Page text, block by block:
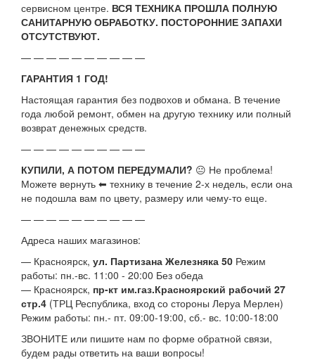
сервисном центре. ВСЯ ТЕХНИКА ПРОШЛА ПОЛНУЮ
САНИТАРНУЮ ОБРАБОТКУ. ПОСТОРОННИЕ ЗАПАХИ
ОТСУТСТВУЮТ.
— — — — — — — — — —
ГАРАНТИЯ 1 ГОД!
Настоящая гарантия без подвохов и обмана. В течение
года любой ремонт, обмен на другую технику или полный
возврат денежных средств.
— — — — — — — — — —
КУПИЛИ, А ПОТОМ ПЕРЕДУМАЛИ? 😐 Не проблема!
Можете вернуть ⬅ технику в течение 2-х недель, если она
не подошла вам по цвету, размеру или чему-то еще.
— — — — — — — — — —
Адреса наших магазинов:
— Красноярск, ул. Партизана Железняка 50 Режим
работы: пн.-вс. 11:00 - 20:00 Без обеда
— Красноярск, пр-кт им.газ.Красноярский рабочий 27
стр.4 (ТРЦ Республика, вход со стороны Леруа Мерлен)
Режим работы: пн.- пт. 09:00-19:00, сб.- вс. 10:00-18:00
ЗВОНИТЕ или пишите нам по форме обратной связи,
будем рады ответить на ваши вопросы!